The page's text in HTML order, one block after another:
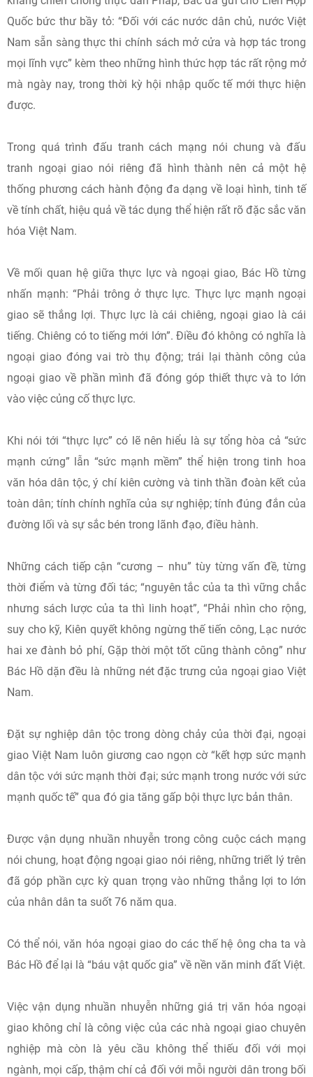
Quốc bức thư bầy tỏ: “Đối với các nước dân chủ, nước Việt
Nam sẵn sàng thực thi chính sách mở cửa và hợp tác trong
mọi lĩnh vực” kèm theo những hình thức hợp tác rất rộng mở
mà ngày nay, trong thời kỳ hội nhập quốc tế mới thực hiện
được.
Trong quá trình đấu tranh cách mạng nói chung và đấu
tranh ngoại giao nói riêng đã hình thành nên cả một hệ
thống phương cách hành động đa dạng về loại hình, tinh tế
về tính chất, hiệu quả về tác dụng thể hiện rất rõ đặc sắc văn
hóa Việt Nam.
Về mối quan hệ giữa thực lực và ngoại giao, Bác Hồ từng
nhấn mạnh: “Phải trông ở thực lực. Thực lực mạnh ngoại
giao sẽ thắng lợi. Thực lực là cái chiêng, ngoại giao là cái
tiếng. Chiêng có to tiếng mới lớn”. Điều đó không có nghĩa là
ngoại giao đóng vai trò thụ động; trái lại thành công của
ngoại giao về phần mình đã đóng góp thiết thực và to lớn
vào việc củng cố thực lực.
Khi nói tới “thực lực” có lẽ nên hiểu là sự tổng hòa cả “sức
mạnh cứng” lẫn “sức mạnh mềm” thể hiện trong tinh hoa
văn hóa dân tộc, ý chí kiên cường và tinh thần đoàn kết của
toàn dân; tính chính nghĩa của sự nghiệp; tính đúng đắn của
đường lối và sự sắc bén trong lãnh đạo, điều hành.
Những cách tiếp cận “cương – nhu” tùy từng vấn đề, từng
thời điểm và từng đối tác; “nguyên tắc của ta thì vững chắc
nhưng sách lược của ta thì linh hoạt”, “Phải nhìn cho rộng,
suy cho kỹ, Kiên quyết không ngừng thế tiến công, Lạc nước
hai xe đành bỏ phí, Gặp thời một tốt cũng thành công” như
Bác Hồ dặn đều là những nét đặc trưng của ngoại giao Việt
Nam.
Đặt sự nghiệp dân tộc trong dòng chảy của thời đại, ngoại
giao Việt Nam luôn giương cao ngọn cờ “kết hợp sức mạnh
dân tộc với sức mạnh thời đại; sức mạnh trong nước với sức
mạnh quốc tế” qua đó gia tăng gấp bội thực lực bản thân.
Được vận dụng nhuần nhuyễn trong công cuộc cách mạng
nói chung, hoạt động ngoại giao nói riêng, những triết lý trên
đã góp phần cực kỳ quan trọng vào những thắng lợi to lớn
của nhân dân ta suốt 76 năm qua.
Có thể nói, văn hóa ngoại giao do các thế hệ ông cha ta và
Bác Hồ để lại là “báu vật quốc gia” về nền văn minh đất Việt.
Việc vận dụng nhuần nhuyễn những giá trị văn hóa ngoại
giao không chỉ là công việc của các nhà ngoại giao chuyên
nghiệp mà còn là yêu cầu không thể thiếu đối với mọi
ngành, mọi cấp, thậm chí cả đối với mỗi người dân trong bối